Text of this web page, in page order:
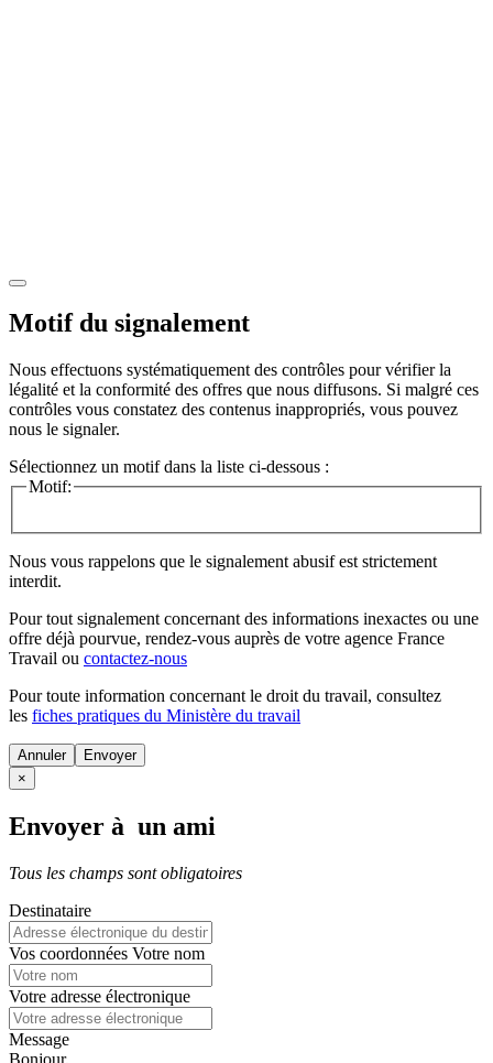
Motif du signalement
Nous effectuons systématiquement des contrôles pour vérifier la
légalité et la conformité des offres que nous diffusons. Si malgré ces
contrôles vous constatez des contenus inappropriés, vous pouvez
nous le signaler.
Sélectionnez un motif dans la liste ci-dessous :
Motif:
Nous vous rappelons que le signalement abusif est strictement
interdit.
Pour tout signalement concernant des informations inexactes ou une
offre déjà pourvue, rendez-vous auprès de votre agence France
Travail ou contactez-nous
Pour toute information concernant le droit du travail, consultez
les fiches pratiques du Ministère du travail
Annuler
×
Envoyer à un ami
Tous les champs sont obligatoires
Destinataire
Vos coordonnées Votre nom
Votre adresse électronique
Message
Bonjour,